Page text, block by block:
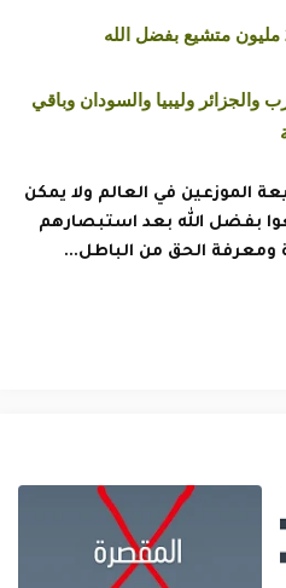
والجزائر وليبيا والسودان وباقي
الموزعين في العالم ولا يمكن
بفضل الله بعد استبصارهم
ومعرفة الحق من الباطل...